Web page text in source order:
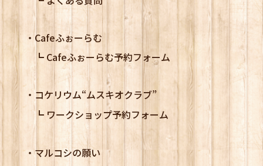
Cafeふぉーらむ
Cafeふぉーらむ予約フォーム
コケリウム“ムスキオクラブ”
ワークショップ予約フォーム
マルコシの願い